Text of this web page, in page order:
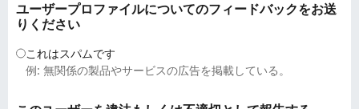
ウ
ア
ユーザープロファイルについてのフィードバックをお送
りください
これはスパムです
例: 無関係の製品やサービスの広告を掲載している。